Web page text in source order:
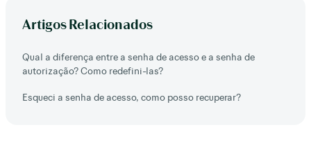
Artigos Relacionados
Qual a diferença entre a senha de acesso e a senha de
autorização? Como redefini-las?
Esqueci a senha de acesso, como posso recuperar?